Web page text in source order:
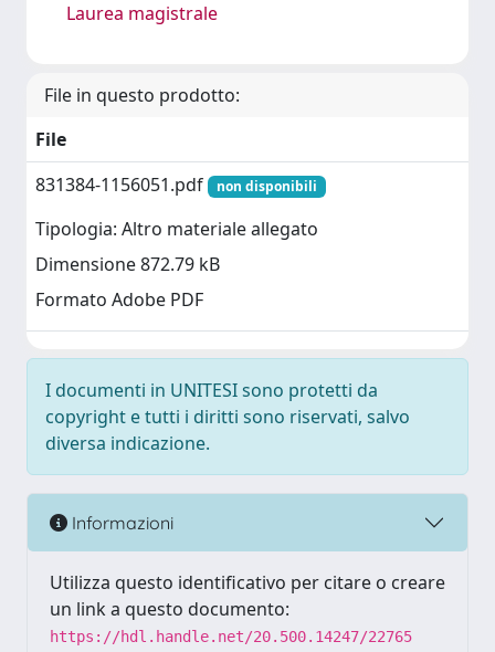
Laurea magistrale
File in questo prodotto:
File
831384-1156051.pdf
non disponibili
Tipologia: Altro materiale allegato
Dimensione 872.79 kB
Formato Adobe PDF
I documenti in UNITESI sono protetti da
copyright e tutti i diritti sono riservati, salvo
diversa indicazione.
Informazioni
Utilizza questo identificativo per citare o creare
un link a questo documento:
https://hdl.handle.net/20.500.14247/22765